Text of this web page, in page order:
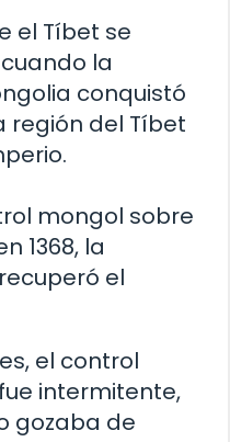
el Tíbet se
la
conquistó
región del Tíbet
mongol sobre
1368, la
el
el control
intermitente,
gozaba de